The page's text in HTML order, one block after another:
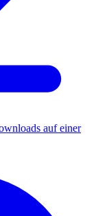
auf einer